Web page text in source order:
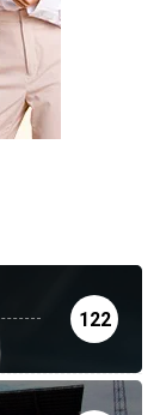
122